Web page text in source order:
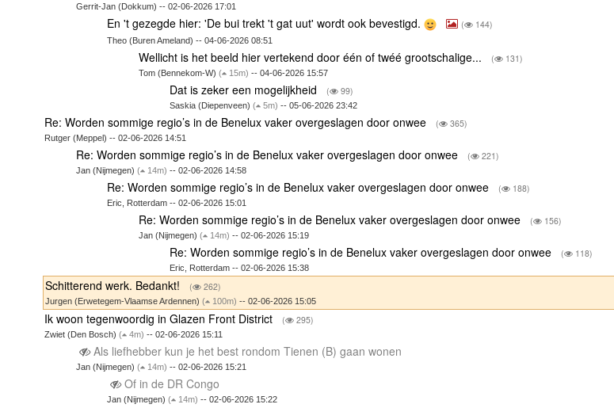
Gerrit-Jan (Dokkum) -- 02-06-2026 17:01
En 't gezegde hier: 'De bui trekt 't gat uut' wordt ook bevestigd. ( 144)
Theo (Buren Ameland) -- 04-06-2026 08:51
Wellicht is het beeld hier vertekend door één of twéé grootschalige... ( 131)
Tom (Bennekom-W) ( 15m) -- 04-06-2026 15:57
Dat is zeker een mogelijkheid ( 99)
Saskia (Diepenveen)( 5m) -- 05-06-2026 23:42
Re: Worden sommige regio’s in de Benelux vaker overgeslagen door onwee ( 365)
Rutger (Meppel) -- 02-06-2026 14:51
Re: Worden sommige regio’s in de Benelux vaker overgeslagen door onwee ( 221)
Jan (Nijmegen) ( 14m) -- 02-06-2026 14:58
Re: Worden sommige regio’s in de Benelux vaker overgeslagen door onwee ( 188)
Eric, Rotterdam -- 02-06-2026 15:01
Re: Worden sommige regio’s in de Benelux vaker overgeslagen door onwee ( 156)
Jan (Nijmegen) ( 14m) -- 02-06-2026 15:19
Re: Worden sommige regio’s in de Benelux vaker overgeslagen door onwee ( 118)
Eric, Rotterdam -- 02-06-2026 15:38
Schitterend werk. Bedankt! ( 262)
Jurgen (Erwetegem-Vlaamse Ardennen)( 100m) -- 02-06-2026 15:05
Ik woon tegenwoordig in Glazen Front District ( 295)
Zwiet (Den Bosch)( 4m) -- 02-06-2026 15:11
Als liefhebber kun je het best rondom Tienen (B) gaan wonen
Jan (Nijmegen) ( 14m) -- 02-06-2026 15:21
Of in de DR Congo
Jan (Nijmegen)( 14m) -- 02-06-2026 15:22